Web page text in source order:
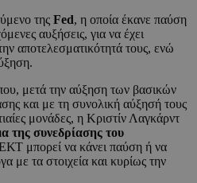
της Fed, η οποία έκανε παύση
αυξήσεις, για να έχει
αποτελεσματικότητά τους, ενώ
μετά την αύξηση των βασικών
και με τη συνολική αύξησή τους
μονάδες, η Κριστίν Λαγκάρντ
της συνεδρίασης του
ΕΚΤ μπορεί να κάνει παύση ή να
με τα στοιχεία και κυρίως την